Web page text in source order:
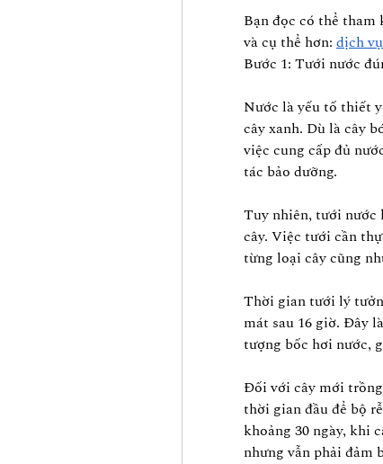
Bạn đọc có thể
và cụ thể hơn: dịch
Bước 1: Tưới nước
Nước là yếu tố thiết
cây xanh. Dù là cây
việc cung cấp đủ
tác bảo dưỡng.
Tuy nhiên, tưới nước
cây. Việc tưới cần
từng loại cây cũng
Thời gian tưới lý
mát sau 16 giờ. Đây
tượng bốc hơi nước,
Đối với cây mới
thời gian đầu để bộ
khoảng 30 ngày, khi
nhưng vẫn phải đảm